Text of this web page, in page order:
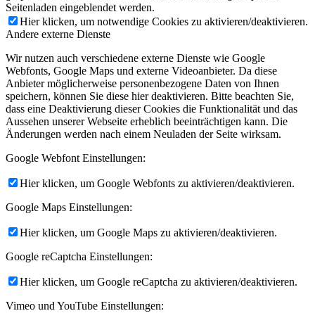
Seitenladen eingeblendet werden.
Hier klicken, um notwendige Cookies zu aktivieren/deaktivieren.
Andere externe Dienste
Wir nutzen auch verschiedene externe Dienste wie Google
Webfonts, Google Maps und externe Videoanbieter. Da diese
Anbieter möglicherweise personenbezogene Daten von Ihnen
speichern, können Sie diese hier deaktivieren. Bitte beachten Sie,
dass eine Deaktivierung dieser Cookies die Funktionalität und das
Aussehen unserer Webseite erheblich beeinträchtigen kann. Die
Änderungen werden nach einem Neuladen der Seite wirksam.
Google Webfont Einstellungen:
Hier klicken, um Google Webfonts zu aktivieren/deaktivieren.
Google Maps Einstellungen:
Hier klicken, um Google Maps zu aktivieren/deaktivieren.
Google reCaptcha Einstellungen:
Hier klicken, um Google reCaptcha zu aktivieren/deaktivieren.
Vimeo und YouTube Einstellungen: